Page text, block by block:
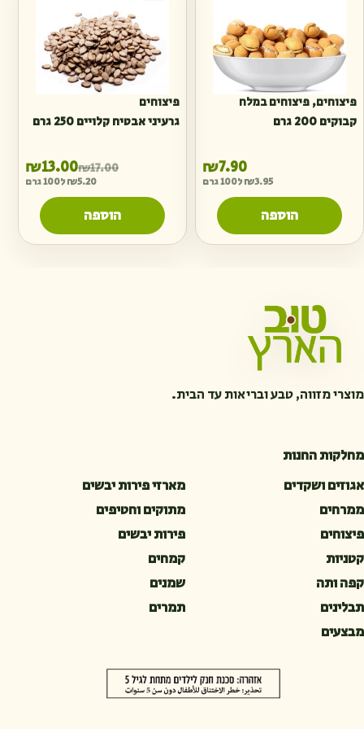
פיצוחים, פיצוחים במלח
קבוקים 200 גרם
₪7.90
₪3.95 ל100 גרם
הוספה
פיצוחים
גרעיני אבטיח קלויים 250 גרם
₪17.00
₪13.00
₪5.20 ל100 גרם
הוספה
מוצרי מזווה, טבע ובריאות עד הבית.
מחלקות החנות
אגוזים ושקדים
מארזי פירות יבשים
ממרחים
מתוקים וחטיפים
פיצוחים
פירות יבשים
קטניות
קמחים
קפה ותה
שמנים
תבלינים
תמרים
מבצעים